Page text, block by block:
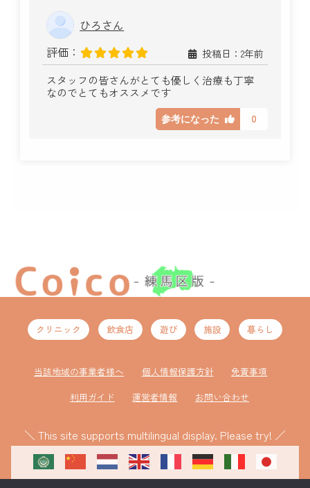
ひろさん
評価：
投稿日：2年前
スタッフの皆さんがとても優しく治療も丁寧
なのでとてもオススメです
参考になった 0
クリニック 飲食店 遊び 施設 暮らし
当該地域の事業者様へ 個人情報保護方針
免責事項
利用ガイド
運営者情報 お問い合わせ
＼ This site supports multilingual display. Please try! ／